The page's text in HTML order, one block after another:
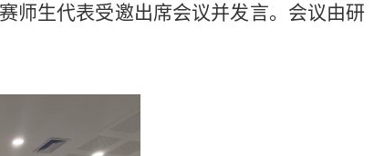
师生代表受邀出席会议并发言。会议由研